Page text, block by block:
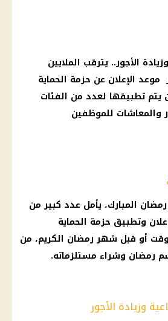
الأجور.. يترقب الملايين
موعد الإعلان عن حزمة الحماية
يتم تطبيقها لعدد من الفئات
والمعاشات للموظفين
المبارك، يأمل عدد كبير من
وتطبيق حزمة الحماية
أو قبل شهر رمضان الكريم، من
رمضان وشراء مستلزماته.
وزيادة الأجور